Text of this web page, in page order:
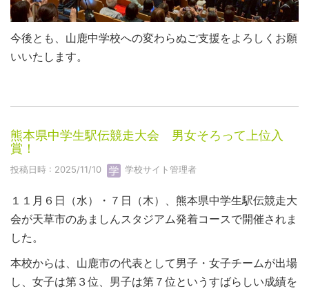
今後とも、山鹿中学校への変わらぬご支援をよろしくお願
いいたします。
熊本県中学生駅伝競走大会 男女そろって上位入
賞！
投稿日時 : 2025/11/10 学校サイト管理者
１１月６日（水）・７日（木）、熊本県中学生駅伝競走大
会が天草市のあましんスタジアム発着コースで開催されま
した。
本校からは、山鹿市の代表として男子・女子チームが出場
し、女子は第３位、男子は第７位というすばらしい成績を